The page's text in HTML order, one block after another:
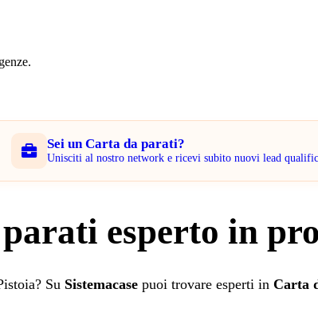
Sei un Carta da parati?
Unisciti al nostro network e ricevi subito nuovi lead
esperto in
Su Sistemacase puoi trovare esperti in Carta